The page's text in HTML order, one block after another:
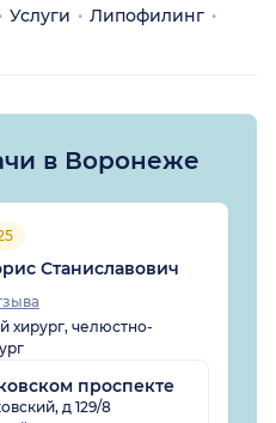
Услуги
Липофилинг
в Воронеже
Станиславович
хирург, челюстно-
проспекте
д 129/8